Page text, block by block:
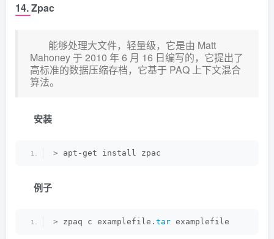
14. Zpac
能够处理大文件，轻量级，它是由 Matt
Mahoney 于 2010 年 6 月 16 日编写的，它提出了
高标准的数据压缩存档，它基于 PAQ 上下文混合
算法。
安装
> apt-get install zpac
例子
> zpaq c examplefile. tar examplefile